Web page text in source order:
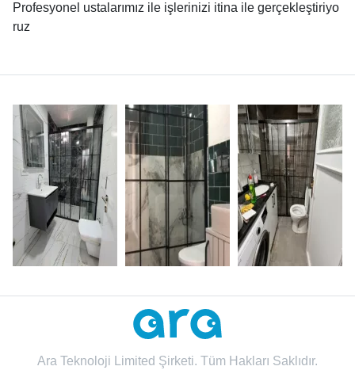
Profesyonel ustalarımız ile işlerinizi itina ile gerçekleştiriyo
ruz
Ara Teknoloji Limited Şirketi. Tüm Hakları Saklıdır.